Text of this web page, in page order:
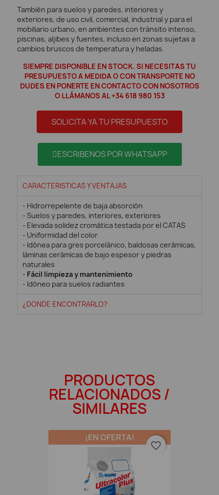
También para suelos y paredes, interiores y
exteriores, de uso civil, comercial, industrial y para el
mobiliario urbano, en ambientes con tránsito intenso,
piscinas, aljibes y fuentes, incluso en zonas sujetas a
cambios bruscos de temperatura y heladas.
SIEMPRE DISPONIBLE EN STOCK. SI NECESITAS TU
PRESUPUESTO A MEDIDA O CON TRANSPORTE NO
DUDES EN PONERTE EN CONTACTO CON NOSOTROS
O LLÁMANOS AL +34 618 980 153
SOLICITA YA TU PRESUPUESTO
ESCRIBENOS POR WHATSAPP
CARACTERISTICAS Y VENTAJAS
- Hidrorrepelente de baja absorción
- Suelos y paredes, interiores, exteriores
- Elevada solidez cromática testada por el CATAS
- Uniformidad del color
- Idónea para gres porcelánico, baldosas cerámicas,
láminas cerámicas de bajo espesor y piedras
naturales
- Fácil limpieza y mantenimiento
- Idóneo para suelos radiantes
¿DONDE ENCONTRARLO?
PRODUCTOS
RELACIONADOS /
SIMILARES
¡EN OFERTA!
favorite_border